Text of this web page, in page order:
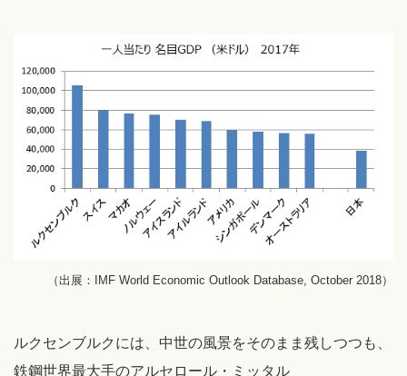
（出展：IMF World Economic Outlook Database, October 2018）
ルクセンブルクには、中世の風景をそのまま残しつつも、
鉄鋼世界最大手のアルセロール・ミッタル